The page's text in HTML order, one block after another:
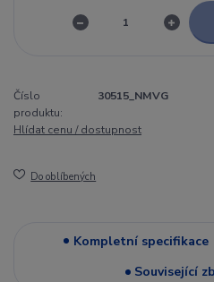
Číslo
produktu:
30515_NMVG
Hlídat cenu / dostupnost
Do oblíbených
Kompletní specifikace
Související